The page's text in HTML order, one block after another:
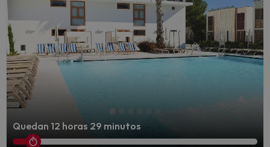
Quedan 12 horas 29 minutos